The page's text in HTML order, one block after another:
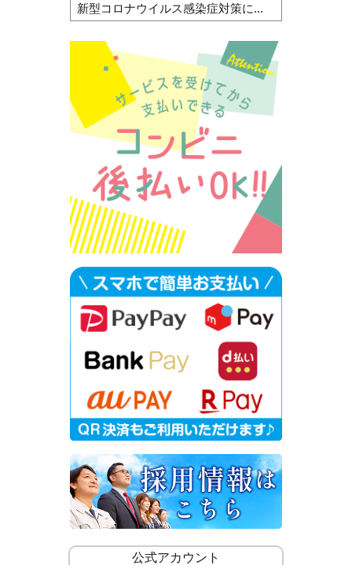
新型コロナウイルス感染症対策に...
公式アカウント